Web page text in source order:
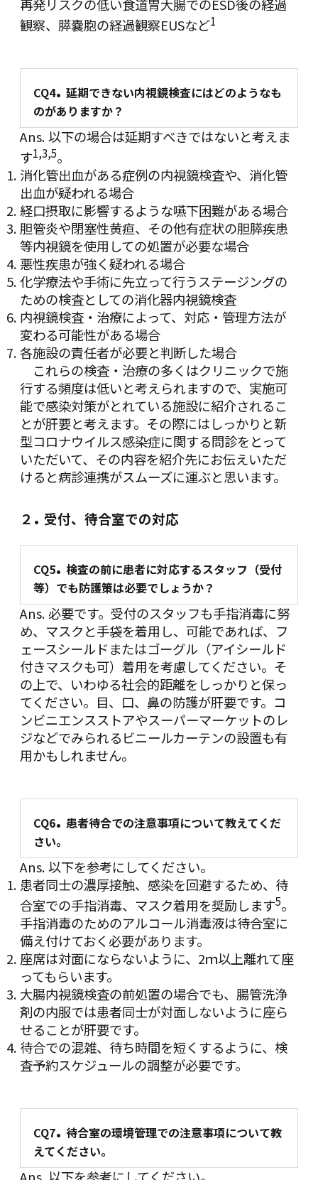
再発リスクの低い食道胃大腸でのESD後の経過
観察、膵嚢胞の経過観察EUSなど1
CQ4. 延期できない内視鏡検査にはどのようなも
のがありますか？
Ans. 以下の場合は延期すべきではないと考えま
す1,3,5。
消化管出血がある症例の内視鏡検査や、消化管
出血が疑われる場合
経口摂取に影響するような嚥下困難がある場合
胆管炎や閉塞性黄疸、その他有症状の胆膵疾患
等内視鏡を使用しての処置が必要な場合
悪性疾患が強く疑われる場合
化学療法や手術に先立って行うステージングの
ための検査としての消化器内視鏡検査
内視鏡検査・治療によって、対応・管理方法が
変わる可能性がある場合
各施設の責任者が必要と判断した場合
これらの検査・治療の多くはクリニックで施
行する頻度は低いと考えられますので、実施可
能で感染対策がとれている施設に紹介されるこ
とが肝要と考えます。その際にはしっかりと新
型コロナウイルス感染症に関する問診をとって
いただいて、その内容を紹介先にお伝えいただ
けると病診連携がスムーズに運ぶと思います。
２ . 受付、待合室での対応
CQ5. 検査の前に患者に対応するスタッフ（受付
等）でも防護策は必要でしょうか？
Ans. 必要です。受付のスタッフも手指消毒に努
め、マスクと手袋を着用し、可能であれば、フ
ェースシールドまたはゴーグル（アイシールド
付きマスクも可）着用を考慮してください。そ
の上で、いわゆる社会的距離をしっかりと保っ
てください。目、口、鼻の防護が肝要です。コ
ンビニエンスストアやスーパーマーケットのレ
ジなどでみられるビニールカーテンの設置も有
用かもしれません。
CQ6. 患者待合での注意事項について教えてくだ
さい。
Ans. 以下を参考にしてください。
患者同士の濃厚接触、感染を回避するため、待
合室での手指消毒、マスク着用を奨励します5。
手指消毒のためのアルコール消毒液は待合室に
備え付けておく必要があります。
座席は対面にならないように、2ｍ以上離れて座
ってもらいます。
大腸内視鏡検査の前処置の場合でも、腸管洗浄
剤の内服では患者同士が対面しないように座ら
せることが肝要です。
待合での混雑、待ち時間を短くするように、検
査予約スケジュールの調整が必要です。
CQ7. 待合室の環境管理での注意事項について教
えてください。